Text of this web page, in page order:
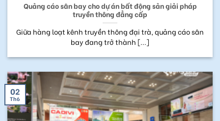
Quảng cáo sân bay cho dự án bất động sản giải pháp
truyền thông đẳng cấp
Giữa hàng loạt kênh truyền thông đại trà, quảng cáo sân
bay đang trở thành [...]
02
Th6